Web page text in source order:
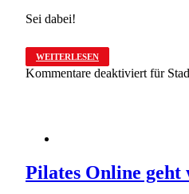
Sei dabei!
WEITERLESEN
Kommentare deaktiviert für
Pilates Online geht